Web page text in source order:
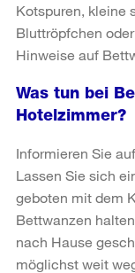
Kotspuren, kleine
Bluttröpfchen
Hinweise auf
Was tun bei
Hotelzimmer?
Informieren Sie
Lassen Sie sich
geboten mit dem
Bettwanzen
nach Hause
möglichst weit